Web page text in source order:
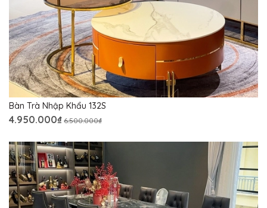
Bàn Trà Nhập Khẩu 132S
4.950.000₫ 6.500.000₫